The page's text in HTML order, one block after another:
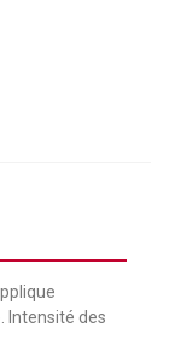
Intensité des